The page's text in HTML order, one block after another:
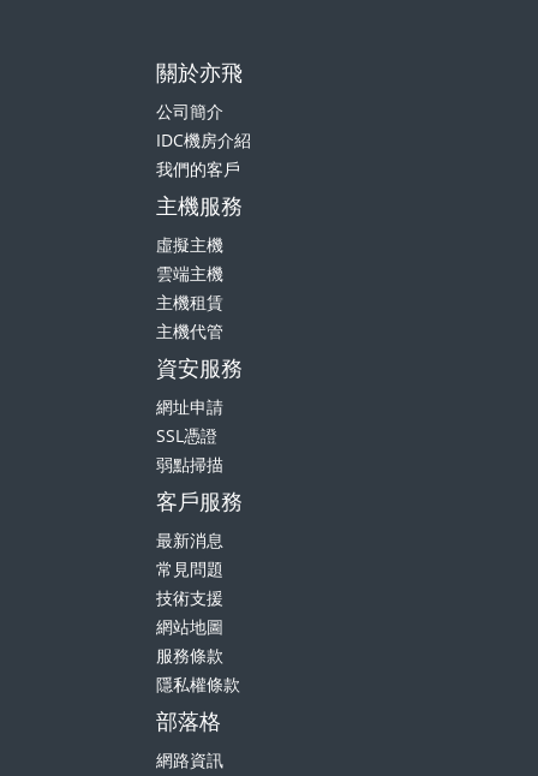
公司簡介
IDC機房介紹
我們的客戶
主機服務
虛擬主機
雲端主機
主機租賃
主機代管
資安服務
網址申請
SSL憑證
弱點掃描
客戶服務
最新消息
常見問題
技術支援
網站地圖
服務條款
隱私權條款
部落格
網路資訊
宏觀論點